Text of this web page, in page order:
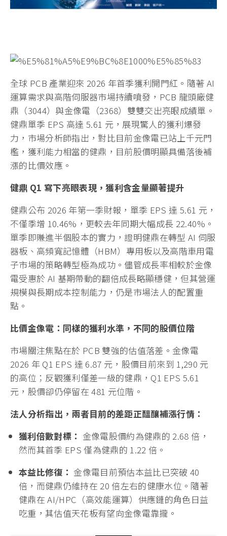
全球 PCB 產業迎來 2026 年首季獲利開門紅。隨著 AI
運算需求與高階伺服器市場持續噴發，PCB 龍頭廠健
鼎（3044）與金像電（2368）雙雙交出亮眼成績單。
健鼎單季 EPS 高達 5.61 元，展現驚人的獲利爆發
力，市場分析師指出，對比目前金像電已站上千元門
檻，獲利能力相當的健鼎，目前股價明顯具備落後補
漲的比價效應。
健鼎 Q1 寫下亮眼表現，獲利含金量顯著提升
健鼎公布 2026 年第一季財報，單季 EPS 達 5.61 元，
不僅季增 10.46%，更較去年同期大幅成長 22.40%。
單季即賺進半個股本的實力，證明健鼎在轉型 AI 伺服
器板、高頻寬記憶體（HBM）專用板以及高階車用電
子市場的策略轉型極為成功。儘管成長率相較於金像
電受惠於 AI 基期帶動的翻倍成長略顯穩健，但其營運
規模與長期成本控制能力，仍是市場法人的配置重
點。
比價金像電：同樣的獲利水準，不同的股價位階
市場關注焦點在於 PCB 雙強的估值落差。金像電
2026 年 Q1 EPS 達 6.87 元，股價目前來到 1,290 元
的高位；反觀獲利僅差一級的健鼎，Q1 EPS 5.61
元，股價卻仍停留在 481 元位階。
法人分析指出，兩者目前的差距正醞釀補漲行情：
獲利倍數對標： 金像電股價約為健鼎的 2.68 倍，
然而其首季 EPS 僅為健鼎的 1.22 倍。
本益比修復： 金像電目前預估本益比已突破 40
倍，而健鼎仍維持在 20 倍左右的健康水位。隨著
健鼎在 AI/HPC（高效能運算）供應鏈的角色日益
吃重，其估值天花板有望向金像電靠攏。